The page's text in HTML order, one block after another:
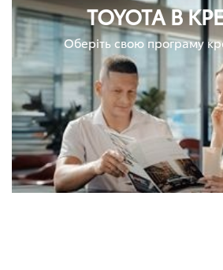
TOYOTA В
Оберіть свою програму